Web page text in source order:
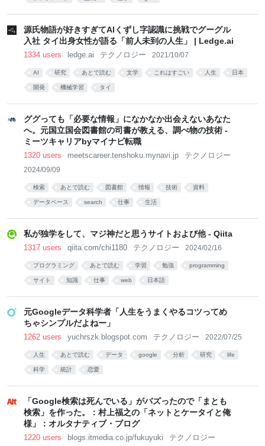
源氏物語が好きすぎてAIくずし字認識に挑戦でグーグル
入社 タイ出身女性が語る「前人未到の人生」 | Ledge.ai
1334 users ledge.ai テクノロジー 2021/10/07
AI 研究 あとで読む 文学 これはすごい 人生 日本
開発 機械学習 タイ
ググっても「必要な情報」になかなか出会えないあなた
へ。元国立国会図書館の司書が教える、調べ物の技術 -
ミーツキャリアbyマイナビ転職
1320 users meetscareer.tenshoku.mynavi.jp テクノロジー
2024/09/09
検索 あとで読む 図書館 情報 技術 資料
データベース search 仕事 生活
私が独学をして、マジ神だと思うサイトおよび他 - Qiita
1317 users qiita.com/chi1180 テクノロジー 2024/02/16
プログラミング あとで読む 学習 勉強 programming
サイト 知識 仕事 web 日本語
元Googleデータ科学者「人生をうまくやるコツってめ
ちゃシンプルだよねー」
1262 users yuchrszk.blogspot.com テクノロジー 2022/07/25
人生 あとで読む データ google 分析 研究 life
科学 統計 恋愛
「Google検索は死んでいる」がバズったので「まとも
検索」を作った。：村上福之の「ネットとケータイと俺
様」：オルタナティブ・ブログ
1220 users blogs.itmedia.co.jp/fukuyuki テクノロジー